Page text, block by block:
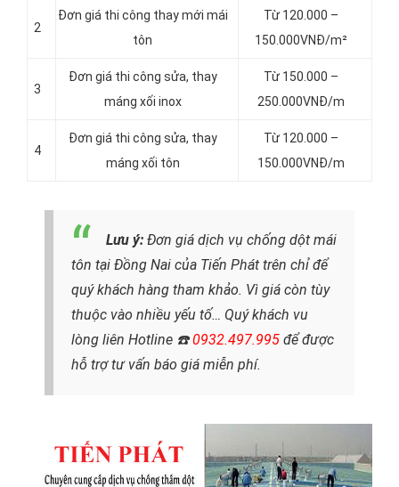
2
Đơn giá thi công thay mới mái
tôn
Từ 120.000 –
150.000VNĐ/m²
3
Đơn giá thi công sửa, thay
máng xối inox
Từ 150.000 –
250.000VNĐ/m
4
Đơn giá thi công sửa, thay
máng xối tôn
Từ 120.000 –
150.000VNĐ/m
Lưu ý: Đơn giá dịch vụ chống dột mái
tôn tại Đồng Nai của Tiến Phát trên chỉ để
quý khách hàng tham khảo. Vì giá còn tùy
thuộc vào nhiều yếu tố… Quý khách vu
lòng liên Hotline ☎️0932.497.995 để được
hỗ trợ tư vấn báo giá miễn phí.